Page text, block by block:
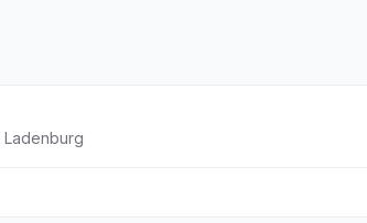
Ladenburg